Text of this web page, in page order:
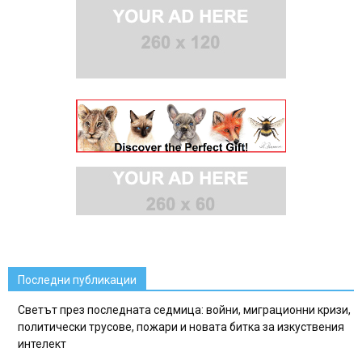
Последни публикации
Светът през последната седмица: войни, миграционни кризи,
политически трусове, пожари и новата битка за изкуствения
интелект